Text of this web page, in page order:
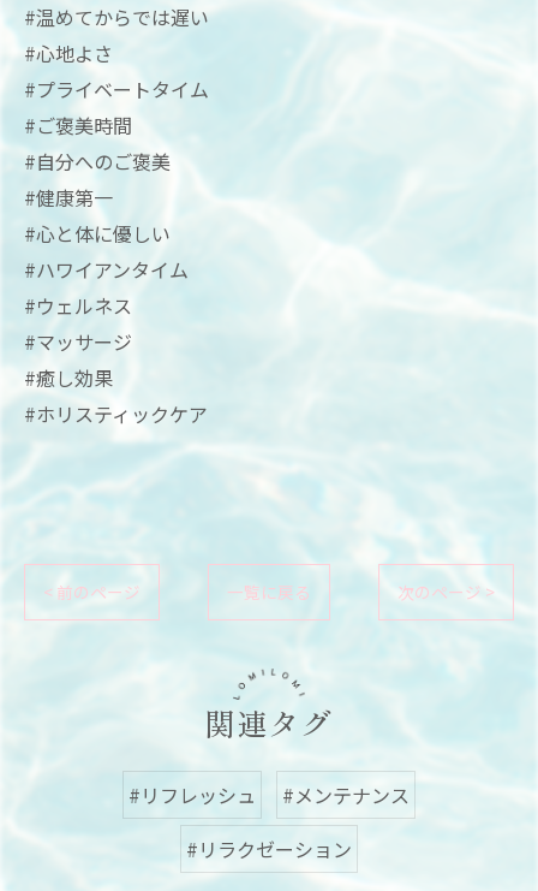
#温めてからでは遅い
#心地よさ
#プライベートタイム
#ご褒美時間
#自分へのご褒美
#健康第一
#心と体に優しい
#ハワイアンタイム
#ウェルネス
#マッサージ
#癒し効果
#ホリスティックケア
< 前のページ 一覧に戻る 次のページ >
関連タグ
#リフレッシュ
#メンテナンス
#リラクゼーション